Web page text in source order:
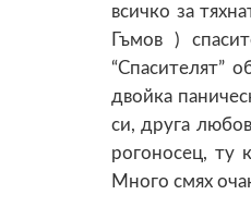
всичко за
Гъмов )
“Спасителят”
двойка
си, друга
рогоносец, ту
Много смях